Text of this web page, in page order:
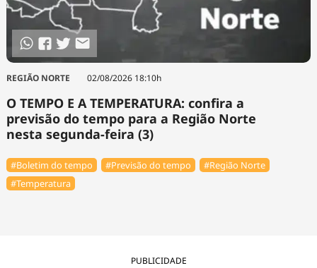
REGIÃO NORTE 02/08/2026 18:10h
O TEMPO E A TEMPERATURA: confira a
previsão do tempo para a Região Norte
nesta segunda-feira (3)
#Boletim do tempo #Previsão do tempo
#Região Norte
#Temperatura
PUBLICIDADE